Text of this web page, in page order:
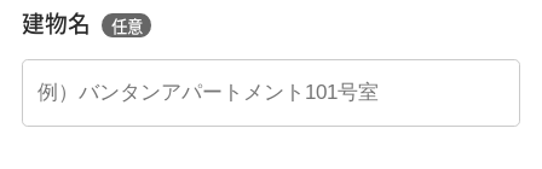
建物名 任意